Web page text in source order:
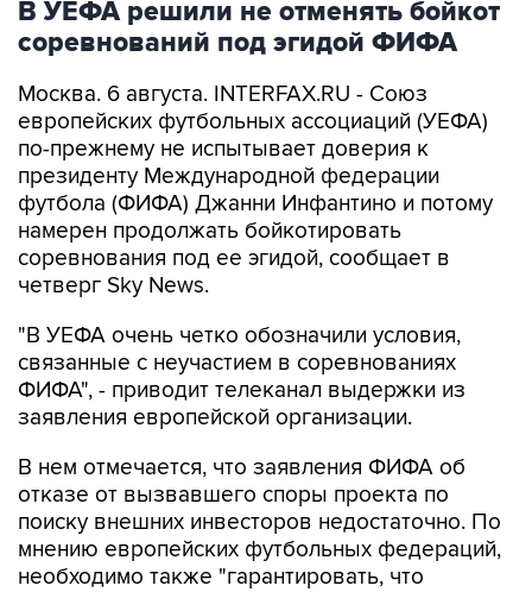
В УЕФА решили не отменять бойкот
соревнований под эгидой ФИФА
Москва. 6 августа. INTERFAX.RU - Союз
европейских футбольных ассоциаций (УЕФА)
по-прежнему не испытывает доверия к
президенту Международной федерации
футбола (ФИФА) Джанни Инфантино и потому
намерен продолжать бойкотировать
соревнования под ее эгидой, сообщает в
четверг Sky News.
"В УЕФА очень четко обозначили условия,
связанные с неучастием в соревнованиях
ФИФА", - приводит телеканал выдержки из
заявления европейской организации.
В нем отмечается, что заявления ФИФА об
отказе от вызвавшего споры проекта по
поиску внешних инвесторов недостаточно. По
мнению европейских футбольных федераций,
необходимо также "гарантировать, что